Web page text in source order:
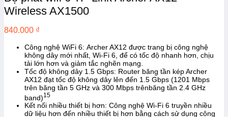
Wireless AX1500
840.000 ₫
Công nghệ WiFi 6: Archer AX12 được trang bị công nghệ
không dây mới nhất, Wi-Fi 6, để có tốc độ nhanh hơn, chịu
tải lớn hơn và giảm tắc nghẽn mạng.
Tốc độ không dây 1.5 Gbps: Router băng tần kép Archer
AX12 đạt tốc độ không dây lên đến 1.5 Gbps (1201 Mbps
trên băng tần 5 GHz và 300 Mbps trênbăng tần 2.4 GHz
band)15
Kết nối nhiều thiết bị hơn: Công nghệ Wi-Fi 6 truyền nhiều
dữ liệu hơn đến nhiều thiết bị hơn bằng cách sử dụng công